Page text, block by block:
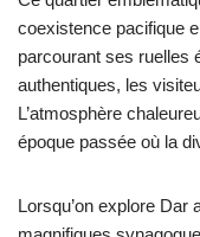
coexistence pacifique
parcourant ses ruelles
authentiques, les
L’atmosphère
époque passée où la
Lorsqu’on explore Dar